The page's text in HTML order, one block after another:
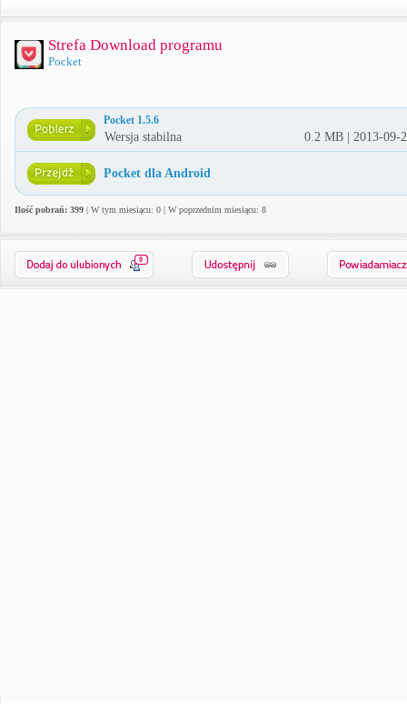
Strefa Download programu
Pocket
Pocket 1.5.6
Wersja stabilna 0.2 MB | 2013-09-
Pocket dla Android
Ilość pobrań: 399 | W tym miesiącu: 0 | W poprzednim miesiącu: 8
0